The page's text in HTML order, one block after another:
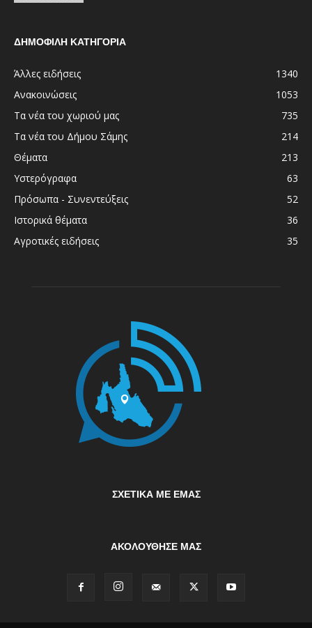
ΔΗΜΟΦΙΛΗ ΚΑΤΗΓΟΡΙΑ
Άλλες ειδήσεις
1340
Ανακοινώσεις
1053
Τα νέα του χωριού μας
735
Τα νέα του Δήμου Σάμης
214
Θέματα
213
Υστερόγραφα
63
Πρόσωπα - Συνεντεύξεις
52
Ιστορικά θέματα
36
Αγροτικές ειδήσεις
35
ΣΧΕΤΙΚΆ ΜΕ ΕΜΆΣ
ΑΚΟΛΟΥΘΗΣΕ ΜΑΣ